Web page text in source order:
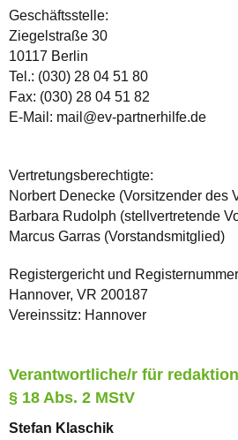
Geschäftsstelle:
Ziegelstraße 30
10117 Berlin
Tel.: (030) 28 04 51 80
Fax: (030) 28 04 51 82
E-Mail: mail@ev-partnerhilfe.de
Vertretungsberechtigte:
Norbert Denecke (Vorsitzender des
Barbara Rudolph (stellvertretende
Marcus Garras (Vorstandsmitglied)
Registergericht und
Hannover, VR 200187
Vereinssitz: Hannover
Verantwortliche/r für
§ 18 Abs. 2 MStV
Stefan Klaschik